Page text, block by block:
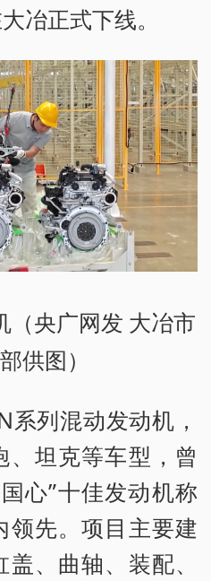
冶正式下线。
（央广网发 大冶市
供图）
系列混动发动机，
坦克等车型，曾
心”十佳发动机称
领先。项目主要建
、曲轴、装配、